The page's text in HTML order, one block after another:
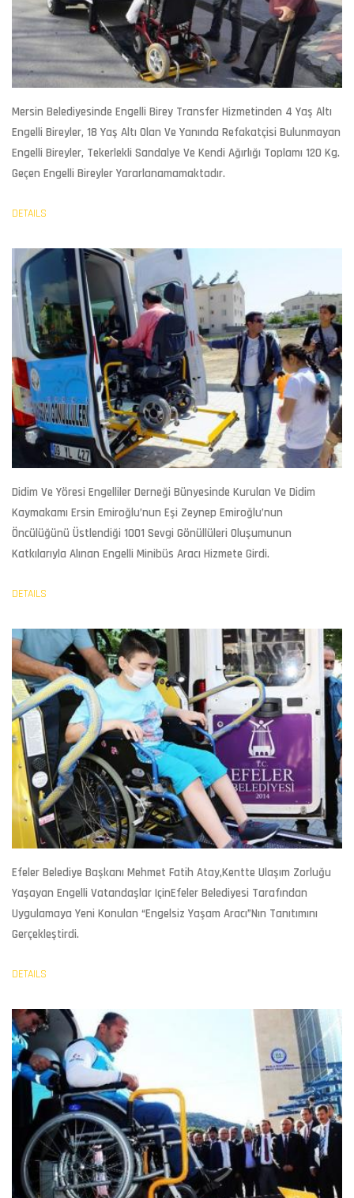
Mersin Belediyesinde Engelli Birey Transfer Hizmetinden 4 Yaş Altı
Engelli Bireyler, 18 Yaş Altı Olan Ve Yanında Refakatçisi Bulunmayan
Engelli Bireyler, Tekerlekli Sandalye Ve Kendi Ağırlığı Toplamı 120 Kg.
Geçen Engelli Bireyler Yararlanamamaktadır.
DETAILS
Didim Ve Yöresi Engelliler Derneği Bünyesinde Kurulan Ve Didim
Kaymakamı Ersin Emiroğlu’nun Eşi Zeynep Emiroğlu’nun
Öncülüğünü Üstlendiği 1001 Sevgi Gönüllüleri Oluşumunun
Katkılarıyla Alınan Engelli Minibüs Aracı Hizmete Girdi.
DETAILS
Efeler Belediye Başkanı Mehmet Fatih Atay,kentte Ulaşım Zorluğu
Yaşayan Engelli Vatandaşlar IçinEfeler Belediyesi Tarafından
Uygulamaya Yeni Konulan “Engelsiz Yaşam Aracı”nın Tanıtımını
Gerçekleştirdi.
DETAILS